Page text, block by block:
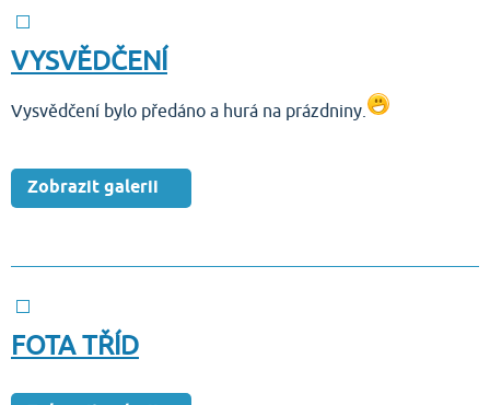
VYSVĚDČENÍ
Vysvědčení bylo předáno a hurá na prázdniny.
Zobrazit galerii
FOTA TŘÍD